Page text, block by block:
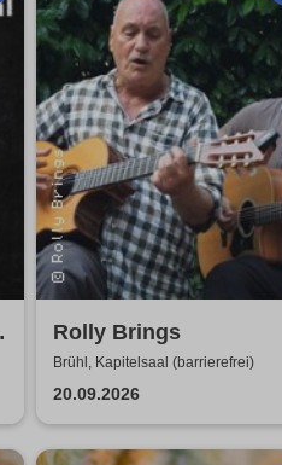
Rolly Brings
Brühl, Kapitelsaal (barrierefrei)
20.09.2026